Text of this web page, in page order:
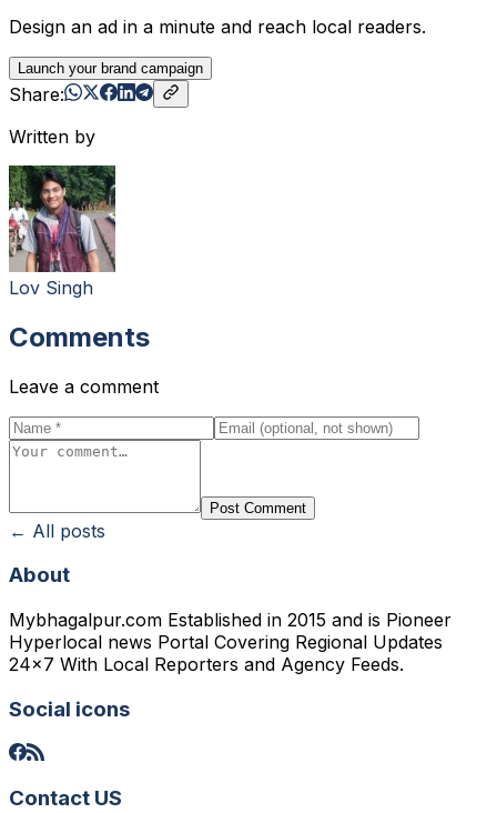
Design an ad in a minute and reach local readers.
Launch your brand campaign
Share:
Written by
Lov Singh
Comments
Leave a comment
Post Comment
← All posts
About
Mybhagalpur.com Established in 2015 and is Pioneer
Hyperlocal news Portal Covering Regional Updates
24x7 With Local Reporters and Agency Feeds.
Social icons
Contact US